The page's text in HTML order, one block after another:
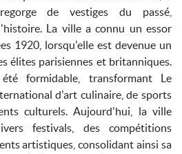
de vestiges du passé,
La ville a connu un essor
1920, lorsqu'elle est devenue un
élites parisiennes et britanniques.
formidable, transformant Le
d'art culinaire, de sports
culturels. Aujourd'hui, la ville
festivals, des compétitions
artistiques, consolidant ainsi sa